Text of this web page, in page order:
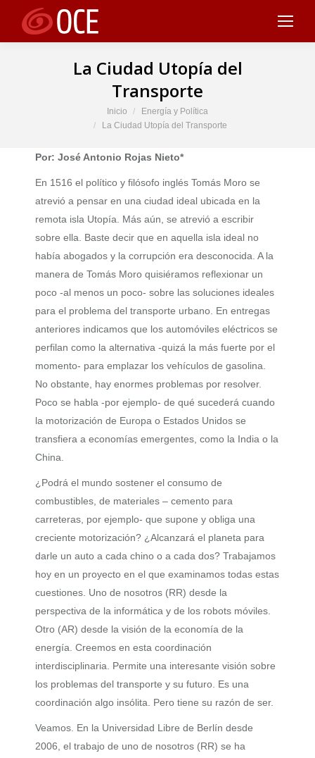
La Ciudad Utopía del
Transporte
Inicio
Energía y Política
La Ciudad Utopía del Transporte
Por: José Antonio Rojas Nieto*
En 1516 el político y filósofo inglés Tomás Moro se
atrevió a pensar en una ciudad ideal ubicada en la
remota isla Utopía. Más aún, se atrevió a escribir
sobre ella. Baste decir que en aquella isla ideal no
había abogados y la corrupción era desconocida. A la
manera de Tomás Moro quisiéramos reflexionar un
poco -al menos un poco- sobre las soluciones ideales
para el problema del transporte urbano. En entregas
anteriores indicamos que los automóviles eléctricos se
perfilan como la alternativa -quizá la más fuerte por el
momento- para emplazar los vehículos de gasolina.
No obstante, hay enormes problemas por resolver.
Poco se habla -por ejemplo- de qué sucederá cuando
la motorización de Europa o Estados Unidos se
transfiera a economías emergentes, como la India o la
China.
¿Podrá el mundo sostener el consumo de
combustibles, de materiales – cemento para
carreteras, por ejemplo- que supone y obliga una
creciente motorización? ¿Alcanzará el planeta para
darle un auto a cada chino o a cada dos? Trabajamos
hoy en un proyecto en el que examinamos todas estas
cuestiones. Uno de nosotros (RR) desde la
perspectiva de la informática y de los robots móviles.
Otro (AR) desde la visión de la economía de la
energía. Creemos en esta coordinación
interdisciplinaria. Permite una interesante visión sobre
los problemas del transporte y su futuro. Es una
coordinación algo insólita. Pero tiene su razón de ser.
Veamos. En la Universidad Libre de Berlín desde
2006, el trabajo de uno de nosotros (RR) se ha